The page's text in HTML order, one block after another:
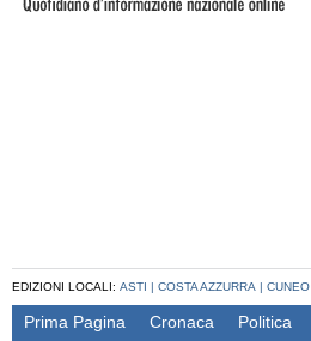
EDIZIONI LOCALI: ASTI | COSTA AZZURRA | CUNEO
Prima Pagina Cronaca Politica